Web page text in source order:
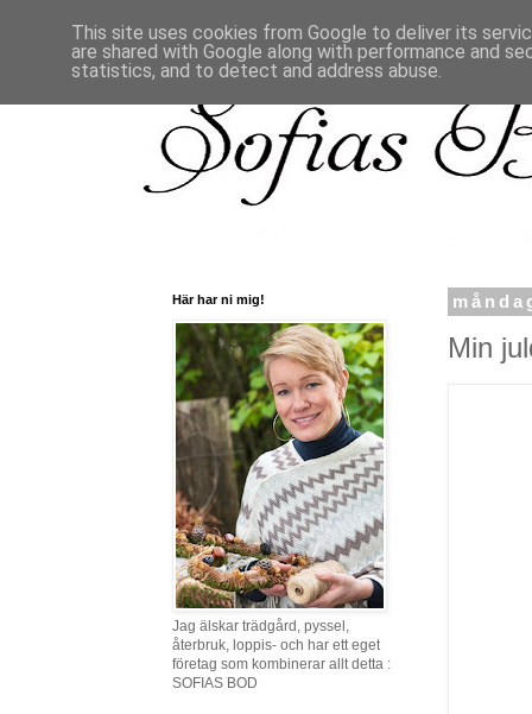
Min
Här har ni mig!
Jag älskar trädgård, pyssel,
återbruk, loppis- och har ett eget
företag som kombinerar allt detta :
SOFIAS BOD
This site uses cookies from Google to deliver its
are shared with Google along with performance and
statistics, and to detect and address abuse.